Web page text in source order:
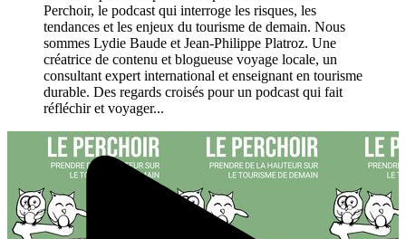
Perchoir, le podcast qui interroge les risques, les
tendances et les enjeux du tourisme de demain. Nous
sommes Lydie Baude et Jean-Philippe Platroz. Une
créatrice de contenu et blogueuse voyage locale, un
consultant expert international et enseignant en tourisme
durable. Des regards croisés pour un podcast qui fait
réfléchir et voyager...